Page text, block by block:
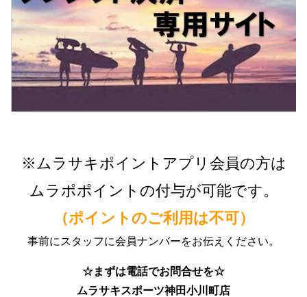
※ムラサキポイントアプリ会員の方は
ムラポポイントの付与が可能です。
（ポイントのご利用は不可）
事前にスタッフに会員ナンバーをお伝えください。
☆まずは電話でお問合せを☆
ムラサキスポーツ神田小川町店